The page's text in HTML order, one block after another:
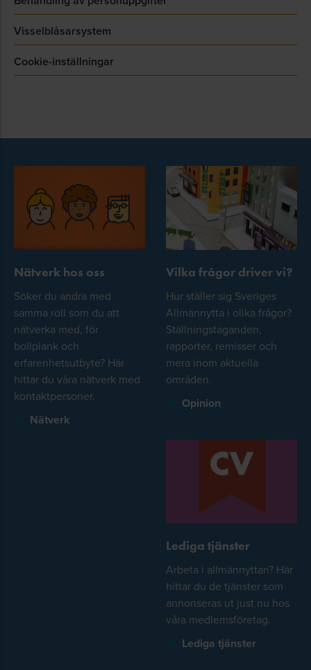
Visselblåsarsystem
Cookie-inställningar
Nätverk hos oss
Söker du andra med
samma roll som du att
nätverka med, för
bollplank och
erfarenhetsutbyte? Här
hittar du våra nätverk med
kontaktpersoner.
Nätverk
Vilka frågor driver vi?
Hur ställer sig Sveriges
Allmännytta i olika frågor?
Ställningstaganden,
rapporter, remisser och
mera inom aktuella
områden.
Opinion
Lediga tjänster
Arbeta i allmännyttan? Här
hittar du de tjänster som
annonseras ut just nu hos
våra medlemsföretag.
Lediga tjänster